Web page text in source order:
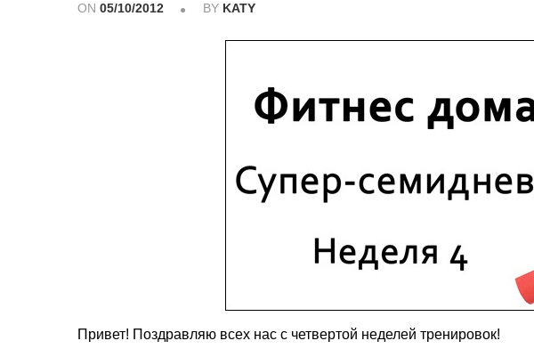
ON 05/10/2012 BY KATY
Привет! Поздравляю всех нас с четвертой неделей тренировок!